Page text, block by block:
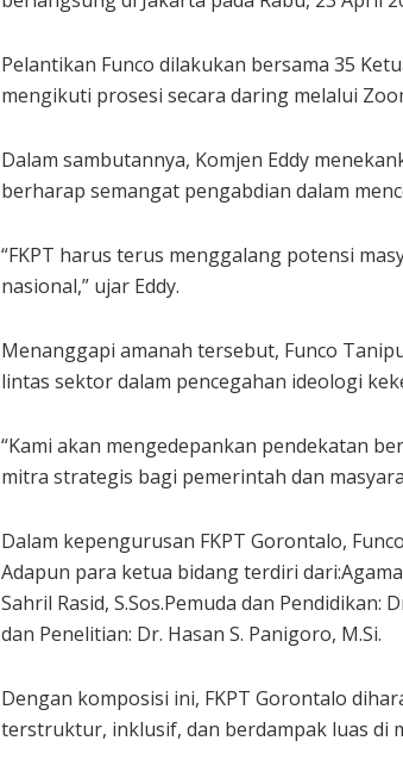
Pelantikan Funco dilakukan bersama 35
mengikuti prosesi secara daring melalui
Dalam sambutannya, Komjen Eddy
berharap semangat pengabdian dalam
“FKPT harus terus menggalang potensi
nasional,” ujar Eddy.
Menanggapi amanah tersebut, Funco
lintas sektor dalam pencegahan ideologi
“Kami akan mengedepankan pendekatan
mitra strategis bagi pemerintah dan
Dalam kepengurusan FKPT Gorontalo,
Adapun para ketua bidang terdiri
Sahril Rasid, S.Sos.Pemuda dan Pendidikan:
dan Penelitian: Dr. Hasan S. Panigoro, M.Si.
Dengan komposisi ini, FKPT Gorontalo
terstruktur, inklusif, dan berdampak luas di